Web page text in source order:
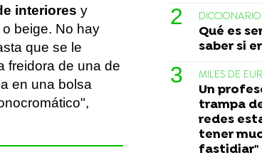
interiores y
beige. No hay
que se le
freidora de una de
en una bolsa
Qué es
saber si
MILES DE
Un
trampa
redes
tener
fastidiar"